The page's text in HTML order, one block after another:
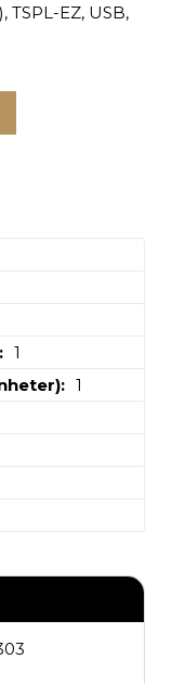
TSPL-EZ, USB,
1
1